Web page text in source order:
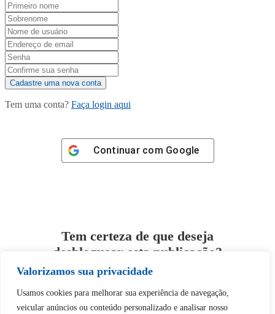
Valorizamos sua privacidade
Usamos cookies para melhorar sua experiência de navegação,
veicular anúncios ou conteúdo personalizado e analisar nosso
Tem uma conta? Faça login aqui
Continuar com Google
Tem certeza de que deseja
desbloquear esta publicação?
Desbloquear esquerda : 0